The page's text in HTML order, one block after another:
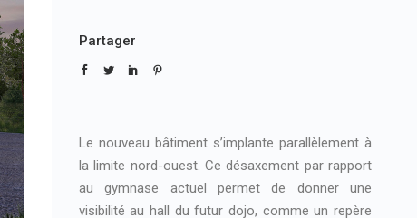
Partager
Le nouveau bâtiment s’implante parallèlement à
la limite nord-ouest. Ce désaxement par rapport
au gymnase actuel permet de donner une
visibilité au hall du futur dojo, comme un repère